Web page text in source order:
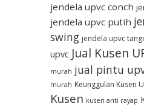
jendela upvc conch
jendela upvc putih
swing jendela upvc
upvc Jual Kusen
murah jual pintu
murah Keunggulan Kusen
Kusen kusen anti rayap